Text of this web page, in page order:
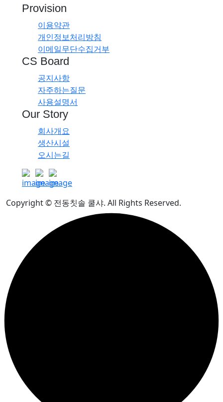
Provision
이용약관
개인정보처리방침
이메일무단수집거부
CS Board
공지사항
자주하는질문
사용설명서
Our Story
회사개요
생산시설
오시는길
Copyright © 전동칫솔 쿨샤. All Rights Reserved.